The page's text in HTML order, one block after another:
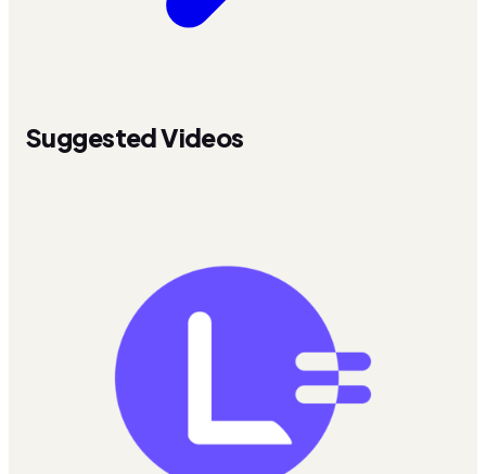
Suggested Videos